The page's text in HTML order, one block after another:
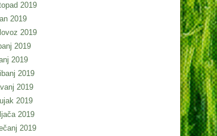
2019
2019
2019
2019
2019
2019
2019
2019
2019
2019